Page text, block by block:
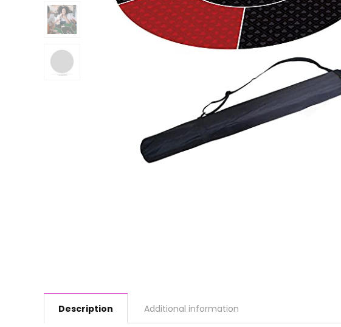
Description Additional information